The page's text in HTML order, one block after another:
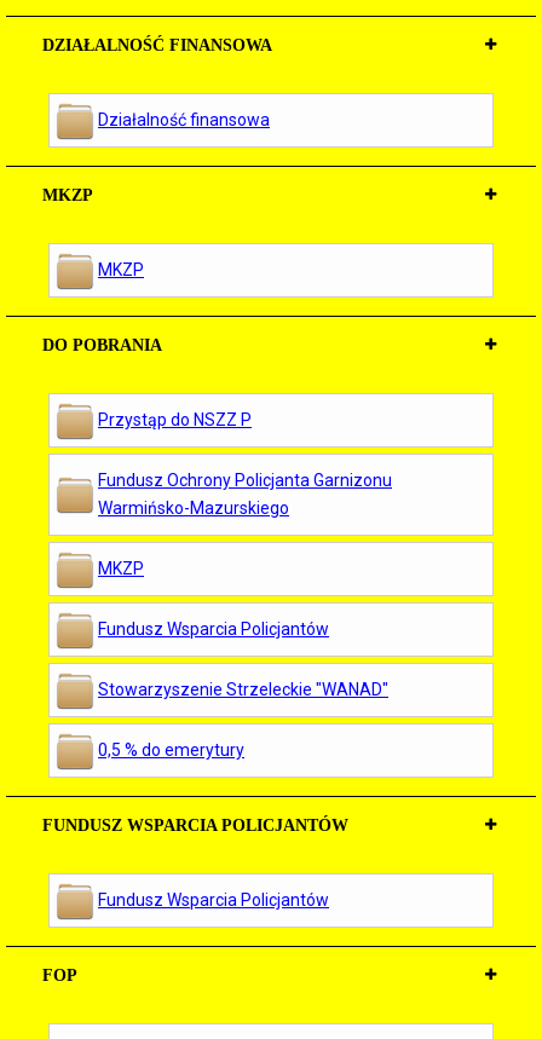
DZIAŁALNOŚĆ FINANSOWA
Działalność finansowa
MKZP
MKZP
DO POBRANIA
Przystąp do NSZZ P
Fundusz Ochrony Policjanta Garnizonu
Warmińsko-Mazurskiego
MKZP
Fundusz Wsparcia Policjantów
Stowarzyszenie Strzeleckie "WANAD"
0,5 % do emerytury
FUNDUSZ WSPARCIA POLICJANTÓW
Fundusz Wsparcia Policjantów
FOP